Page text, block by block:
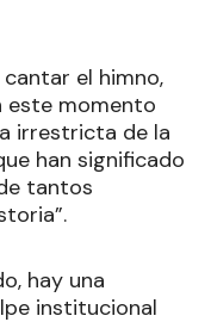
el himno,
este momento
irrestricta de la
han significado
tantos
hay una
institucional